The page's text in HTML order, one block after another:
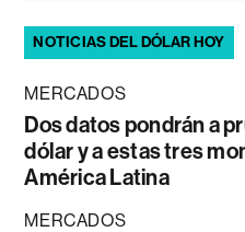
NOTICIAS DEL DÓLAR HOY
MERCADOS
Dos datos pondrán a
dólar y a estas tres
América Latina
MERCADOS